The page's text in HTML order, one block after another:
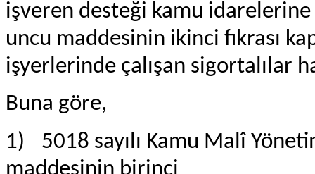
işveren desteği kamu
uncu maddesinin ikinci fıkrası
işyerlerinde çalışan sigortalılar
Buna göre,
1)
5018 sayılı Kamu Malî